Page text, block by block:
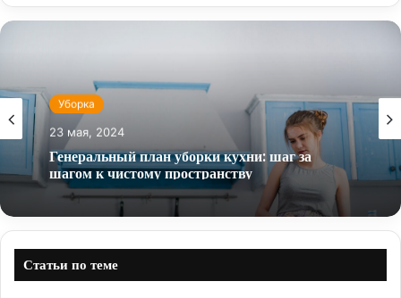
Уборка
23 мая, 2024
Генеральный план уборки кухни: шаг за
шагом к чистому пространству
Статьи по теме